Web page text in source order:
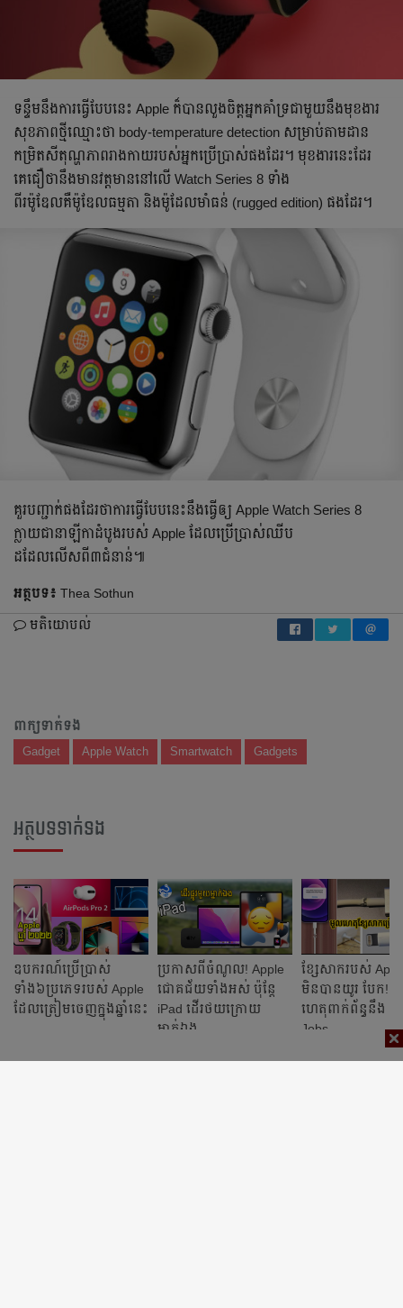
ទន្ទឹមនឹងការធ្វើបែបនេះ Apple ក៏បានលួងចិត្តអ្នកគាំទ្រជាមួយនឹងមុខងារ
សុខភាពថ្មីឈ្មោះថា body-temperature detection សម្រាប់តាមដាន
កម្រិតសីតុណ្ហភាពរាងកាយរបស់អ្នកប្រើប្រាស់ផងដែរ។ មុខងារនេះដែរ
គេជឿថានឹងមានវត្តមាននៅលើ Watch Series 8 ទាំង
ពីរម៉ូឌែលគឺម៉ូឌែលធម្មតា និងម៉ូដែលមាំធន់ (rugged edition) ផងដែរ។
គួរបញ្ជាក់ផងដែរថាការធ្វើបែបនេះនឹងធ្វើឲ្យ Apple Watch Series 8
ក្លាយជានាឡីកាដំបូងរបស់ Apple ដែលប្រើប្រាស់ឈីប
ដដែលលើសពី៣ជំនាន់៕
អត្ថបទ៖ Thea Sothun
មតិយោបល់
ពាក្យទាក់ទង
Gadget Apple Watch Smartwatch Gadgets
អត្ថបទទាក់ទង
ឧបករណ៍ប្រើប្រាស់
ទាំង៦ប្រភេទរបស់ Apple
ដែលត្រៀមចេញក្នុងឆ្នាំនេះ
ប្រកាសពីចំណូល! Apple
ជោគជ័យទាំងអស់ ប៉ុន្តែ
iPad ដើរថយក្រោយ
ម្នាក់ឯង
ខ្សែសាករបស់
មិនបានយូរ បែក!
ហេតុពាក់ព័ន្ធនឹង
Jobs